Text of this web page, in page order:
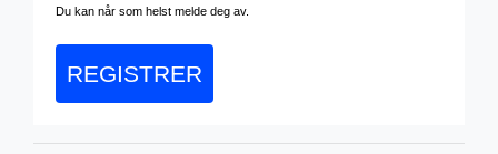
Du kan når som helst melde deg av.
REGISTRER